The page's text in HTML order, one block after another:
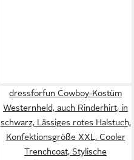
dressforfun Cowboy-Kostüm
Westernheld, auch Rinderhirt, in
schwarz, Lässiges rotes Halstuch,
Konfektionsgröße XXL, Cooler
Trenchcoat, Stylische